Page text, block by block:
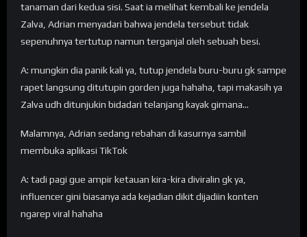
tanaman dari kedua sisi. Saat ia melihat kembali ke jendela
Zalva, Adrian menyadari bahwa jendela tersebut tidak
sepenuhnya tertutup namun terganjal oleh sebuah besi.
A: mungkin dia panik kali ya, tutup jendela buru-buru gk sampe
rapet langsung ditutupin gorden juga hahaha, tapi makasih ya
Zalva udh ditunjukin bidadari telanjang kayak gimana…
Malamnya, Adrian sedang rebahan di kasurnya sambil
membuka aplikasi TikTok
A: tadi pagi gue ampir ketauan kira-kira diviralin gk ya,
influencer gini biasanya ada kejadian dikit dijadiin konten
ngarep viral hahaha